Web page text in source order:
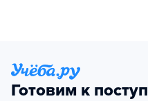
Готовим к